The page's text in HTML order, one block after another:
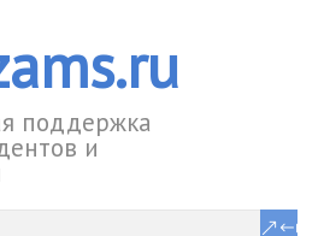
поддержка
и